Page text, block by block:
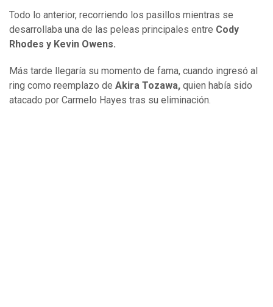
Todo lo anterior, recorriendo los pasillos mientras se
desarrollaba una de las peleas principales entre Cody
Rhodes y Kevin Owens.
Más tarde llegaría su momento de fama, cuando ingresó al
ring como reemplazo de Akira Tozawa, quien había sido
atacado por Carmelo Hayes tras su eliminación.